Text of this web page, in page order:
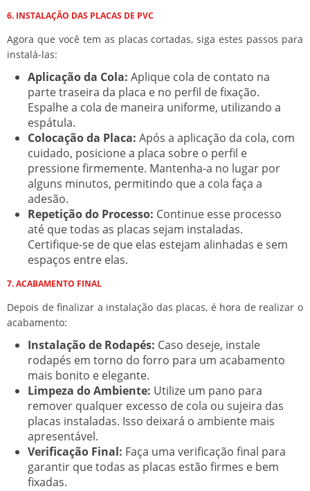
6. INSTALAÇÃO DAS PLACAS DE PVC
Agora que você tem as placas cortadas, siga estes passos para
instalá-las:
Aplicação da Cola: Aplique cola de contato na
parte traseira da placa e no perfil de fixação.
Espalhe a cola de maneira uniforme, utilizando a
espátula.
Colocação da Placa: Após a aplicação da cola, com
cuidado, posicione a placa sobre o perfil e
pressione firmemente. Mantenha-a no lugar por
alguns minutos, permitindo que a cola faça a
adesão.
Repetição do Processo: Continue esse processo
até que todas as placas sejam instaladas.
Certifique-se de que elas estejam alinhadas e sem
espaços entre elas.
7. ACABAMENTO FINAL
Depois de finalizar a instalação das placas, é hora de realizar o
acabamento:
Instalação de Rodapés: Caso deseje, instale
rodapés em torno do forro para um acabamento
mais bonito e elegante.
Limpeza do Ambiente: Utilize um pano para
remover qualquer excesso de cola ou sujeira das
placas instaladas. Isso deixará o ambiente mais
apresentável.
Verificação Final: Faça uma verificação final para
garantir que todas as placas estão firmes e bem
fixadas.